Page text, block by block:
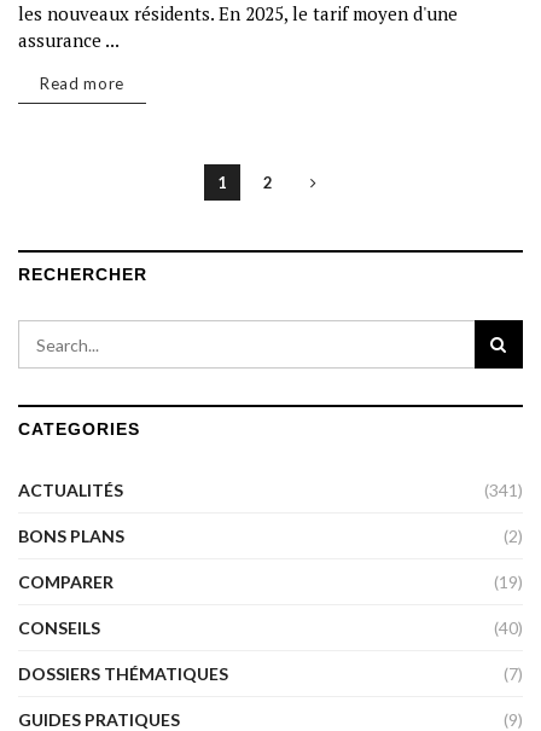
les nouveaux résidents. En 2025, le tarif moyen d'une
assurance ...
Read more
1 2
RECHERCHER
CATEGORIES
ACTUALITÉS (341)
BONS PLANS (2)
COMPARER (19)
CONSEILS (40)
DOSSIERS THÉMATIQUES (7)
GUIDES PRATIQUES (9)